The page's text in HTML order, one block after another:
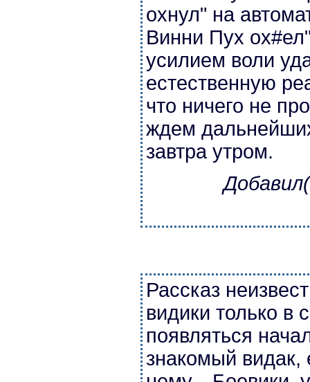
охнул" на
Винни Пух
усилием воли
естественную
что ничего не
ждем
завтра утром.
Рассказ
видики только в
появляться
знакомый видак,